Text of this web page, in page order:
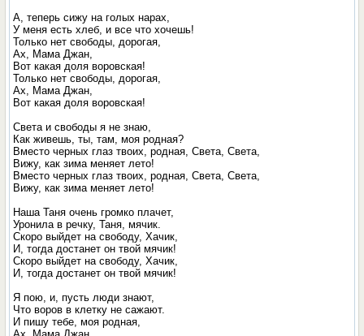
А, теперь сижу на голых нарах,
У меня есть хлеб, и все что хочешь!
Только нет свободы, дорогая,
Ах, Мама Джан,
Вот какая доля воровская!
Только нет свободы, дорогая,
Ах, Мама Джан,
Вот какая доля воровская!
Света и свободы я не знаю,
Как живешь, ты, там, моя родная?
Вместо черных глаз твоих, родная, Света, Света,
Вижу, как зима меняет лето!
Вместо черных глаз твоих, родная, Света, Света,
Вижу, как зима меняет лето!
Наша Таня очень громко плачет,
Уронила в речку, Таня, мячик.
Скоро выйдет на свободу, Хачик,
И, тогда достанет он твой мячик!
Скоро выйдет на свободу, Хачик,
И, тогда достанет он твой мячик!
Я пою, и, пусть люди знают,
Что воров в клетку не сажают.
И пишу тебе, моя родная,